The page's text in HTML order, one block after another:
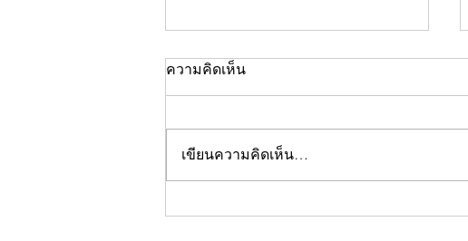
คอลัมน์"จับชีพจรวงการ
ความคิดเห็น
เขียนความคิดเห็น…